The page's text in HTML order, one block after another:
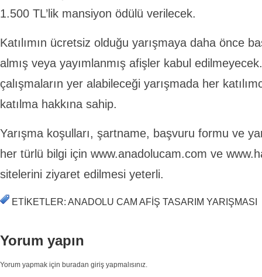
1.500 TL’lik mansiyon ödülü verilecek.
Katılımın ücretsiz olduğu yarışmaya daha önce
almış veya yayımlanmış afişler kabul
çalışmaların yer alabileceği yarışmada her
katılma hakkına sahip.
Yarışma koşulları, şartname, başvuru formu ve
her türlü bilgi için www.anadolucam.com ve
sitelerini ziyaret edilmesi yeterli.
ETIKETLER: ANADOLU CAM AFIŞ TASARIM YARIŞMASI
Yorum yapın
Yorum yapmak için buradan giriş yapmalısınız.